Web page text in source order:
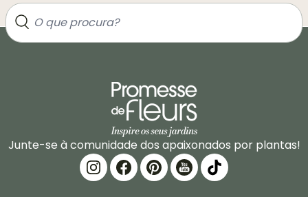
Junte-se à comunidade dos apaixonados por plantas!